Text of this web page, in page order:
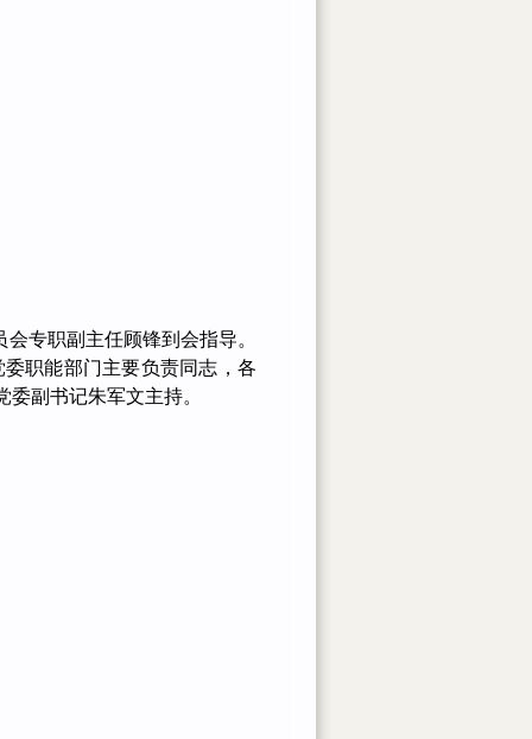
专职副主任顾锋到会指导。
职能部门主要负责同志，各
副书记朱军文主持。